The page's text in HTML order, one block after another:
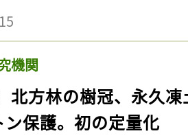
機関
北方林の樹冠、永久
保護。初の定量化